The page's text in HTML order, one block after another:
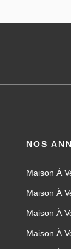
NOS
Maison À
Maison À
Maison À
Maison À